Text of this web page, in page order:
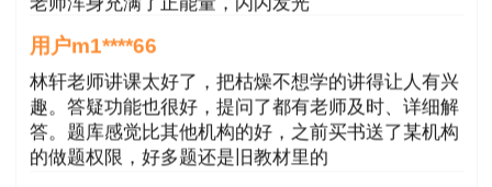
推荐阅读：2024年各省咨询工程师合格证书
领取时间及领取通知汇总
用户m1****66
林轩老师讲课太好了，把枯燥不想学的讲得让人有兴
趣。答疑功能也很好，提问了都有老师及时、详细解
答。题库感觉比其他机构的好，之前买书送了某机构
的做题权限，好多题还是旧教材里的